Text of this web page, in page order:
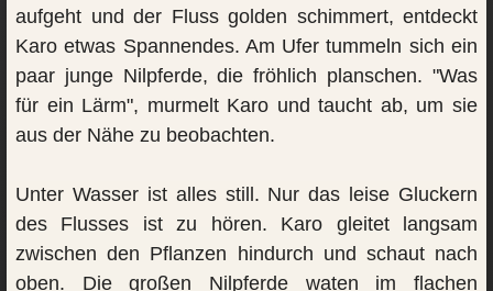
aufgeht und der Fluss golden schimmert, entdeckt
Karo etwas Spannendes. Am Ufer tummeln sich ein
paar junge Nilpferde, die fröhlich planschen. "Was
für ein Lärm", murmelt Karo und taucht ab, um sie
aus der Nähe zu beobachten.
Unter Wasser ist alles still. Nur das leise Gluckern
des Flusses ist zu hören. Karo gleitet langsam
zwischen den Pflanzen hindurch und schaut nach
oben. Die großen Nilpferde waten im flachen